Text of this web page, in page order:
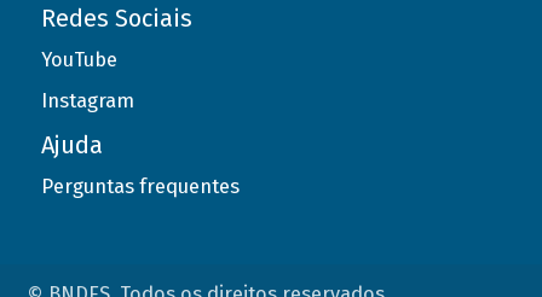
Redes Sociais
YouTube
Instagram
Ajuda
Perguntas frequentes